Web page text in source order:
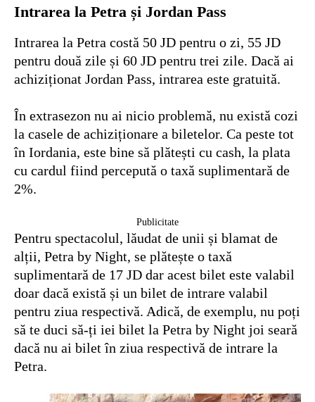
Intrarea la Petra și Jordan Pass
Intrarea la Petra costă 50 JD pentru o zi, 55 JD
pentru două zile și 60 JD pentru trei zile. Dacă ai
achiziționat Jordan Pass, intrarea este gratuită.
În extrasezon nu ai nicio problemă, nu există cozi
la casele de achiziționare a biletelor. Ca peste tot
în Iordania, este bine să plătești cu cash, la plata
cu cardul fiind percepută o taxă suplimentară de
2%.
Publicitate
Pentru spectacolul, lăudat de unii și blamat de
alții, Petra by Night, se plătește o taxă
suplimentară de 17 JD dar acest bilet este valabil
doar dacă există și un bilet de intrare valabil
pentru ziua respectivă. Adică, de exemplu, nu poți
să te duci să-ți iei bilet la Petra by Night joi seară
dacă nu ai bilet în ziua respectivă de intrare la
Petra.